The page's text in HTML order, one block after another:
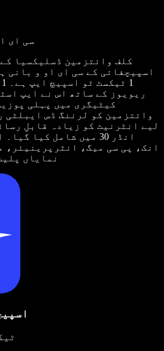
سی ای
کلف وائتزمین ڈسلیکسیا
اسپیچفائی کے سی ای او و بانی
ریویوز کے ساتھ اس نے ایپ
وائتزمین کو لرننگ ڈس ایبلٹی
انڈر 30 میں شامل کیا
انک، پی سی میگ، انٹرپرینیئر،
نمایاں
#1